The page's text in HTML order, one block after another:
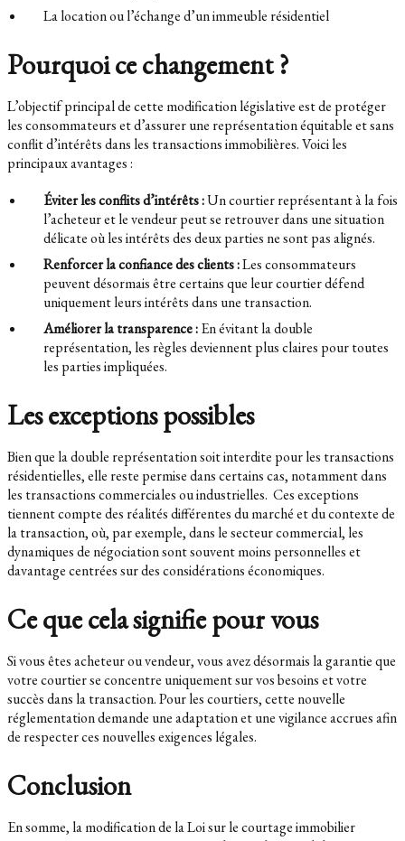
La location ou l’échange d’un immeuble résidentiel
Pourquoi ce changement ?
L’objectif principal de cette modification législative est de protéger
les consommateurs et d’assurer une représentation équitable et sans
conflit d’intérêts dans les transactions immobilières. Voici les
principaux avantages :
Éviter les conflits d’intérêts :Un courtier représentant à la fois
l’acheteur et le vendeur peut se retrouver dans une situation
délicate où les intérêts des deux parties ne sont pas alignés.
Renforcer la confiance des clients :Les consommateurs
peuvent désormais être certains que leur courtier défend
uniquement leurs intérêts dans une transaction.
Améliorer la transparence :En évitant la double
représentation, les règles deviennent plus claires pour toutes
les parties impliquées.
Les exceptions possibles
Bien que la double représentation soit interdite pour les transactions
résidentielles, elle reste permise dans certains cas, notamment dans
les transactions commerciales ou industrielles. Ces exceptions
tiennent compte des réalités différentes du marché et du contexte de
la transaction, où, par exemple, dans le secteur commercial, les
dynamiques de négociation sont souvent moins personnelles et
davantage centrées sur des considérations économiques.
Ce que cela signifie pour vous
Si vous êtes acheteur ou vendeur, vous avez désormais la garantie que
votre courtier se concentre uniquement sur vos besoins et votre
succès dans la transaction. Pour les courtiers, cette nouvelle
réglementation demande une adaptation et une vigilance accrues afin
de respecter ces nouvelles exigences légales.
Conclusion
En somme, la modification de la Loi sur le courtage immobilier